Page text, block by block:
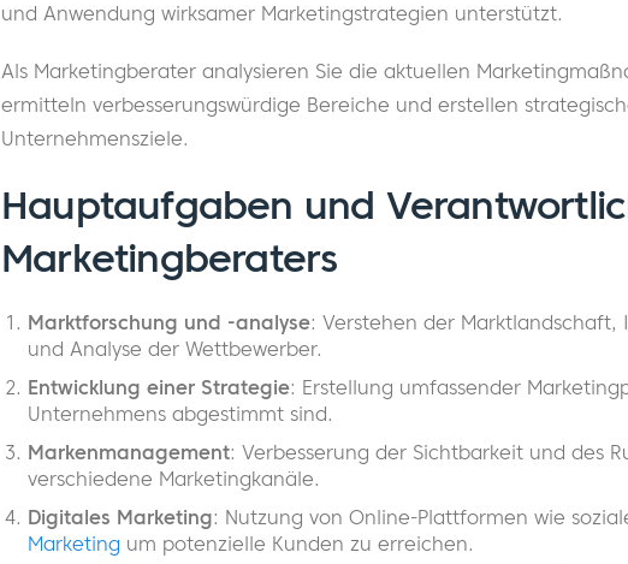
und Anwendung wirksamer Marketingstrategien unterstützt.
Als Marketingberater analysieren Sie die aktuellen
ermitteln verbesserungswürdige Bereiche und erstellen
Unternehmensziele.
Hauptaufgaben und
Marketingberaters
Marktforschung und -analyse: Verstehen der
und Analyse der Wettbewerber.
Entwicklung einer Strategie: Erstellung umfassender
Unternehmens abgestimmt sind.
Markenmanagement: Verbesserung der Sichtbarkeit und des
verschiedene Marketingkanäle.
Digitales Marketing: Nutzung von Online-Plattformen wie
Marketing um potenzielle Kunden zu erreichen.